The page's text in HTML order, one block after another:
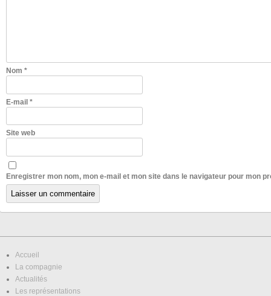
Nom *
E-mail *
Site web
Enregistrer mon nom, mon e-mail et mon site dans le navigateur pour mon
Accueil
La compagnie
Actualités
Les représentations